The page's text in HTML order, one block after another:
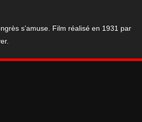
s’amuse. Film réalisé en 1931 par